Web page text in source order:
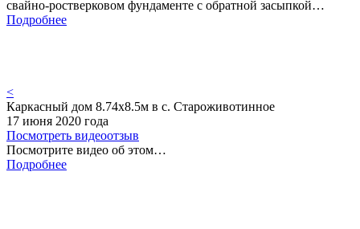
свайно-ростверковом фундаменте с обратной засыпкой…
Подробнее
<
Каркасный дом 8.74х8.5м в с. Староживотинное
17 июня 2020 года
Посмотреть видеоотзыв
Посмотрите видео об этом…
Подробнее